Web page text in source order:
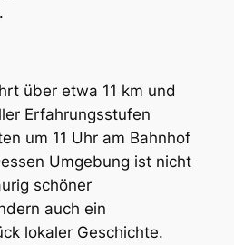
über etwa 11 km und
Erfahrungsstufen
um 11 Uhr am Bahnhof
Umgebung ist nicht
schöner
auch ein
lokaler Geschichte.